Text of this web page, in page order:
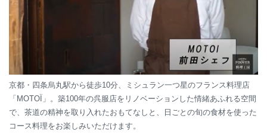
京都・四条烏丸駅から徒歩10分、ミシュラン一つ星のフランス料理店
「MOTOÏ」。築100年の呉服店をリノベーションした情緒あふれる空間
で、茶道の精神を取り入れたおもてなしと、日ごとの旬の食材を使った
コース料理をお楽しみいただけます。